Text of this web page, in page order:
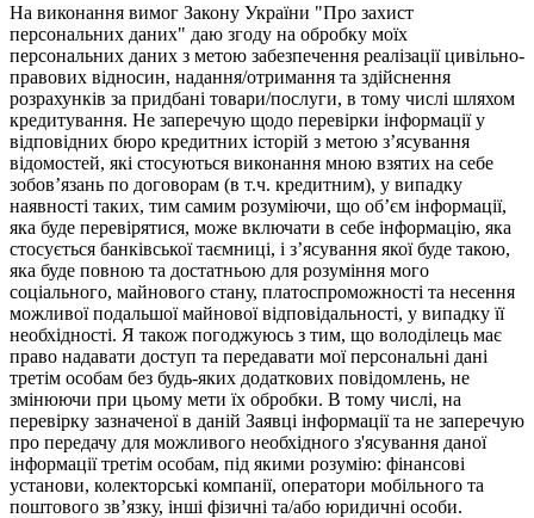
На виконання вимог Закону України "Про захист
персональних даних" даю згоду на обробку моїх
персональних даних з метою забезпечення реалізації цивільно-
правових відносин, надання/отримання та здійснення
розрахунків за придбані товари/послуги, в тому числі шляхом
кредитування. Не заперечую щодо перевірки інформації у
відповідних бюро кредитних історій з метою з’ясування
відомостей, які стосуються виконання мною взятих на себе
зобов’язань по договорам (в т.ч. кредитним), у випадку
наявності таких, тим самим розуміючи, що об’єм інформації,
яка буде перевірятися, може включати в себе інформацію, яка
стосується банківської таємниці, і з’ясування якої буде такою,
яка буде повною та достатньою для розуміння мого
соціального, майнового стану, платоспроможності та несення
можливої подальшої майнової відповідальності, у випадку її
необхідності. Я також погоджуюсь з тим, що володілець має
право надавати доступ та передавати мої персональні дані
третім особам без будь-яких додаткових повідомлень, не
змінюючи при цьому мети їх обробки. В тому числі, на
перевірку зазначеної в даній Заявці інформації та не заперечую
про передачу для можливого необхідного з'ясування даної
інформації третім особам, під якими розумію: фінансові
установи, колекторські компанії, оператори мобільного та
поштового зв’язку, інші фізичні та/або юридичні особи.